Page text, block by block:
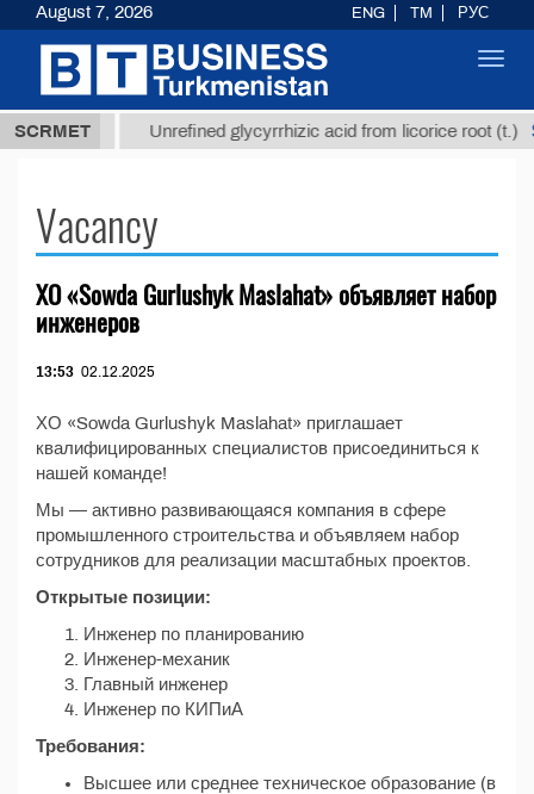
SCRMET
37,8 ТМТ Unrefined glycyrrhizic acid from licorice root (t.)
Vacancy
ХО «Sowda Gurlushyk Maslahat» объявляет набор
инженеров
13:53 02.12.2025
ХО «Sowda Gurlushyk Maslahat» приглашает
квалифицированных специалистов присоединиться к
нашей команде!
Мы — активно развивающаяся компания в сфере
промышленного строительства и объявляем набор
сотрудников для реализации масштабных проектов.
Открытые позиции:
Инженер по планированию
Инженер-механик
Главный инженер
Инженер по КИПиА
Требования:
Высшее или среднее техническое образование (в
August 7, 2026 ENG TM РУС